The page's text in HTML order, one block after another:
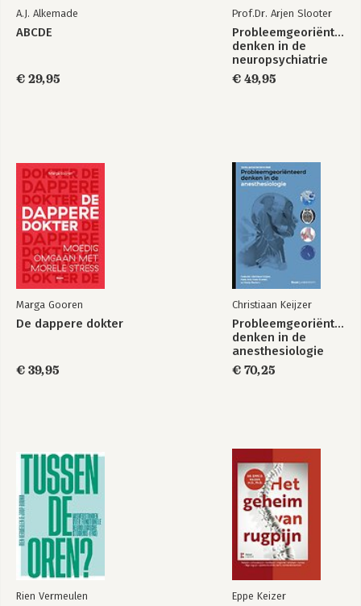
A.J. Alkemade
ABCDE
€ 29,95
Prof.Dr. Arjen Slooter
Probleemgeoriënteerd
denken in de
neuropsychiatrie
€ 49,95
Marga Gooren
De dappere dokter
€ 39,95
Christiaan Keijzer
Probleemgeoriënteerd
denken in de
anesthesiologie
€ 70,25
Rien Vermeulen Eppe Keizer